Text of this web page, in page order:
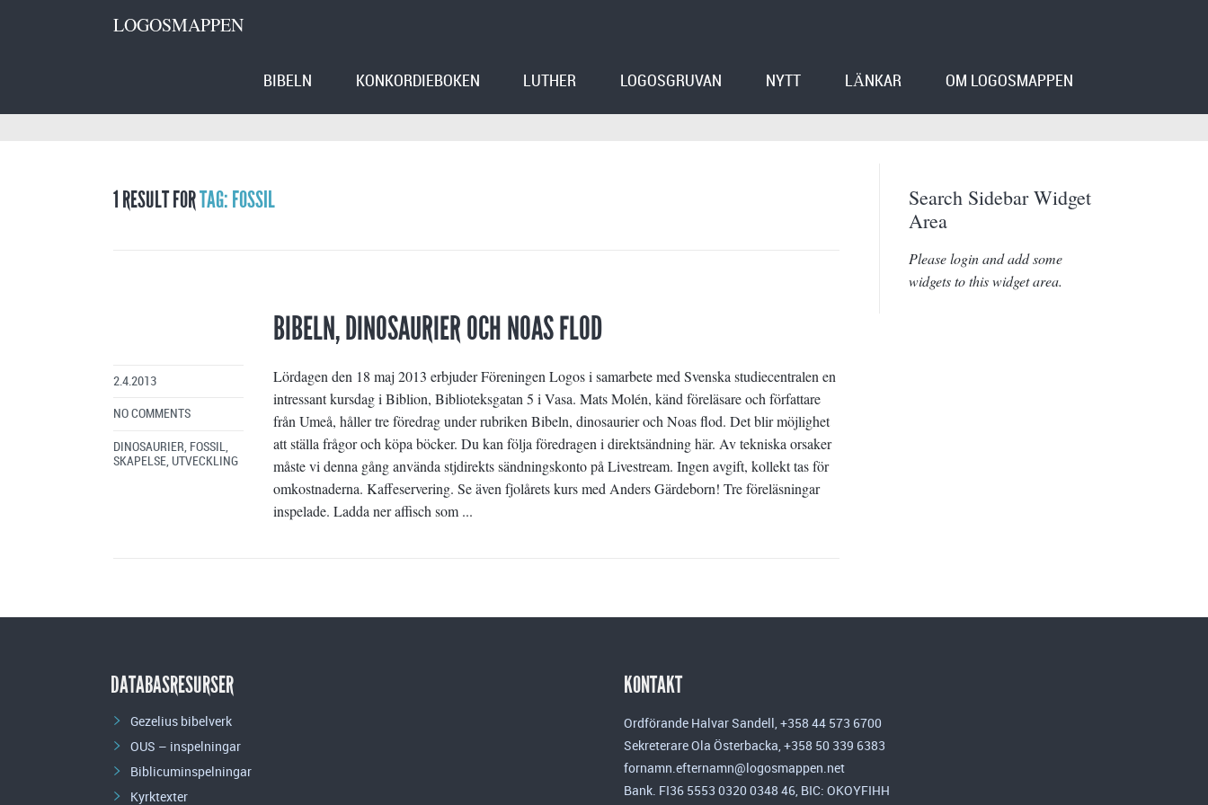
LOGOSMAPPEN
BIBELN KONKORDIEBOKEN LUTHER LOGOSGRUVAN NYTT LÄNKAR OM LOGOSMAPPEN
1 RESULT FORTAG: FOSSIL
BIBELN, DINOSAURIER OCH NOAS FLOD
2.4.2013
NO COMMENTS
DINOSAURIER FOSSIL
SKAPELSE UTVECKLING
Lördagen den 18 maj 2013 erbjuder Föreningen Logos i samarbete med Svenska studiecentralen en
intressant kursdag i Biblion, Biblioteksgatan 5 i Vasa. Mats Molén, känd föreläsare och författare
från Umeå, håller tre föredrag under rubriken Bibeln, dinosaurier och Noas flod. Det blir möjlighet
att ställa frågor och köpa böcker. Du kan följa föredragen i direktsändning här. Av tekniska orsaker
måste vi denna gång använda stjdirekts sändningskonto på Livestream. Ingen avgift, kollekt tas för
omkostnaderna. Kaffeservering. Se även fjolårets kurs med Anders Gärdeborn! Tre föreläsningar
inspelade. Ladda ner affisch som ...
Search Sidebar Widget
Area
Please login and add some
widgets to this widget area.
DATABASRESURSER
Gezelius bibelverk
OUS – inspelningar
Biblicuminspelningar
Kyrktexter
KONTAKT
Ordförande Halvar Sandell, +358 44 573 6700
Sekreterare Ola Österbacka, +358 50 339 6383
fornamn.efternamn@logosmappen.net
Bank. FI36 5553 0320 0348 46, BIC: OKOYFIHH